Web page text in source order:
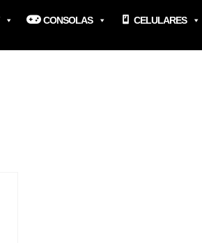
CONSOLAS CELULARES